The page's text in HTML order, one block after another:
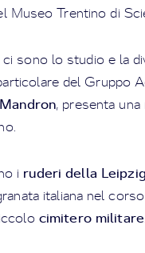
Museo Trentino di
sono lo studio e la
del Gruppo
, presenta una
i ruderi della
italiana nel
cimitero militare